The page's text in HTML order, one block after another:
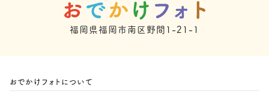
福岡県福岡市南区野間1-21-1
おでかけフォトについて